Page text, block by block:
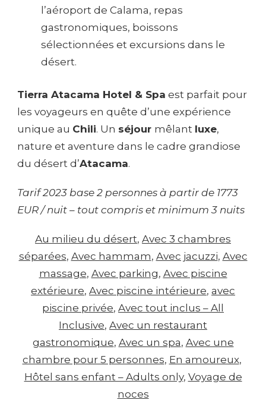
l’aéroport de Calama, repas
gastronomiques, boissons
sélectionnées et excursions dans le
désert.
Tierra Atacama Hotel & Spa est parfait pour
les voyageurs en quête d’une expérience
unique au Chili. Un séjour mêlant luxe,
nature et aventure dans le cadre grandiose
du désert d’Atacama.
Tarif 2023 base 2 personnes à partir de 1773
EUR / nuit – tout compris et minimum 3 nuits
Au milieu du désert, Avec 3 chambres
séparées, Avec hammam, Avec jacuzzi, Avec
massage, Avec parking, Avec piscine
extérieure, Avec piscine intérieure, avec
piscine privée, Avec tout inclus – All
Inclusive, Avec un restaurant
gastronomique, Avec un spa, Avec une
chambre pour 5 personnes, En amoureux
Hôtel sans enfant – Adults only, Voyage de
noces